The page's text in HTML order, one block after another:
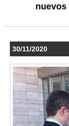
30/11/2020